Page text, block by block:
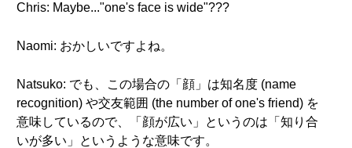
Chris: Maybe..."one's face is wide"???
Naomi: おかしいですよね。
Natsuko: でも、この場合の「顔」は知名度 (name
recognition) や交友範囲 (the number of one's friend) を
意味しているので、「顔が広い」というのは「知り合
いが多い」というような意味です。